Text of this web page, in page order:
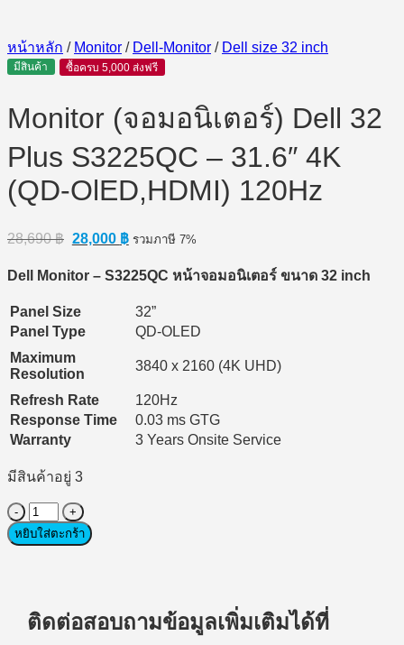
หน้าหลัก / Monitor / Dell-Monitor / Dell size 32 inch
มีสินค้า ซื้อครบ 5,000 ส่งฟรี
Monitor (จอมอนิเตอร์) Dell 32
Plus S3225QC – 31.6″ 4K
(QD-OlED,HDMI) 120Hz
28,690฿ Original
price
28,000 ฿Current
price
is:
28,000 ฿.
รวมภาษี 7%
Dell Monitor – S3225QC หน้าจอมอนิเตอร์ ขนาด 32 inch
Panel Size
32”
Panel Type
QD-OLED
Maximum
Resolution
3840 x 2160 (4K UHD)
Refresh Rate
120Hz
Response Time
0.03 ms GTG
Warranty
3 Years Onsite Service
มีสินค้าอยู่ 3
จำนวน
Monitor
32
Plus
หยิบใส่ตะกร้า
ติดต่อสอบถามข้อมูลเพิ่มเติมได้ที่